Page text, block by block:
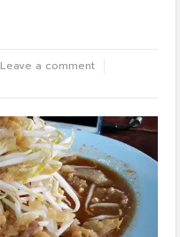
Leave a comment